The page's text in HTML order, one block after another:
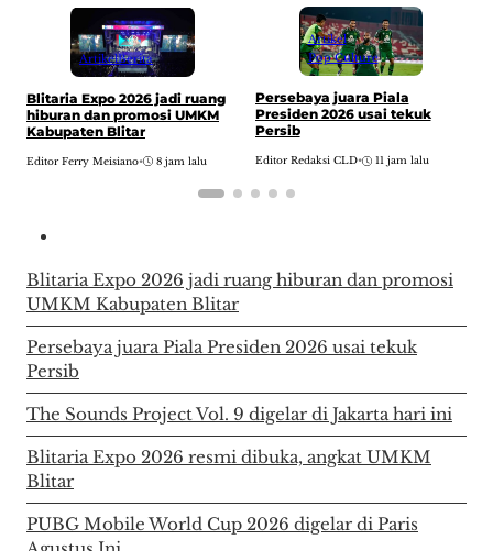
ArtikelBerita
Blitaria Expo 2026 jadi ruang
hiburan dan promosi UMKM
Kabupaten Blitar
Editor Ferry Meisiano• 8 jam lalu
Artikel
Pop Culture
Persebaya juara Piala
Presiden 2026 usai tekuk
Persib
Editor Redaksi CLD• 11 jam lalu
Blitaria Expo 2026 jadi ruang hiburan dan promosi
UMKM Kabupaten Blitar
Persebaya juara Piala Presiden 2026 usai tekuk
Persib
The Sounds Project Vol. 9 digelar di Jakarta hari ini
Blitaria Expo 2026 resmi dibuka, angkat UMKM
Blitar
PUBG Mobile World Cup 2026 digelar di Paris